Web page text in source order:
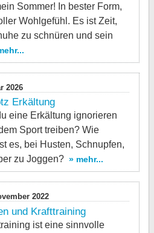
Sommer! In bester Form,
Wohlgefühl. Es ist Zeit,
zu schnüren und sein
2026
Erkältung
eine Erkältung ignorieren
Sport treiben? Wie
es, bei Husten, Schnupfen,
zu Joggen? » mehr...
2022
und Krafttraining
ist eine sinnvolle